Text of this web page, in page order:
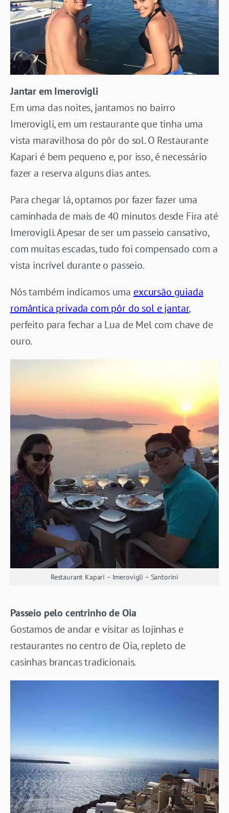
Jantar em Imerovigli
Em uma das noites, jantamos no bairro
Imerovigli, em um restaurante que tinha uma
vista maravilhosa do pôr do sol. O Restaurante
Kapari é bem pequeno e, por isso, é necessário
fazer a reserva alguns dias antes.
Para chegar lá, optamos por fazer fazer uma
caminhada de mais de 40 minutos desde Fira até
Imerovigli. Apesar de ser um passeio cansativo,
com muitas escadas, tudo foi compensado com a
vista incrível durante o passeio.
Nós também indicamos uma excursão guiada
romântica privada com pôr do sol e jantar,
perfeito para fechar a Lua de Mel com chave de
ouro.
Restaurant Kapari – Imerovigli – Santorini
Passeio pelo centrinho de Oia
Gostamos de andar e visitar as lojinhas e
restaurantes no centro de Oia, repleto de
casinhas brancas tradicionais.